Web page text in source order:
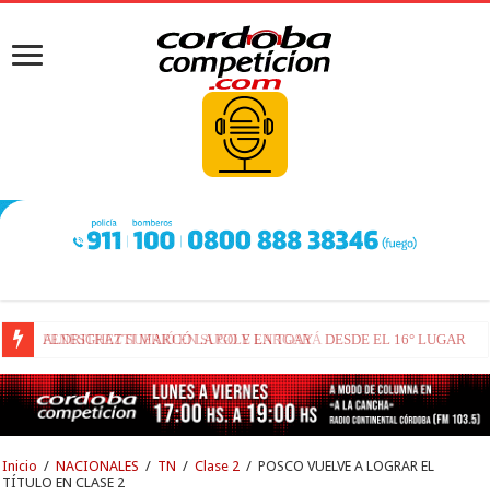
FENESTRAZ SUFRIÓ EN SUGO Y LARGARÁ DESDE EL 16° LUGAR
Inicio / NACIONALES / TN / Clase 2 / POSCO VUELVE A LOGRAR EL
TÍTULO EN CLASE 2